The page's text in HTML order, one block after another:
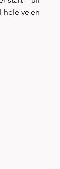
hele veien